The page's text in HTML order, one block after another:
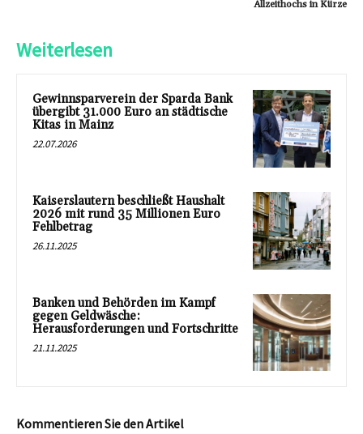
Allzeithochs in Kürze
Weiterlesen
Gewinnsparverein der Sparda Bank
übergibt 31.000 Euro an städtische
Kitas in Mainz
22.07.2026
Kaiserslautern beschließt Haushalt
2026 mit rund 35 Millionen Euro
Fehlbetrag
26.11.2025
Banken und Behörden im Kampf
gegen Geldwäsche:
Herausforderungen und Fortschritte
21.11.2025
Kommentieren Sie den Artikel